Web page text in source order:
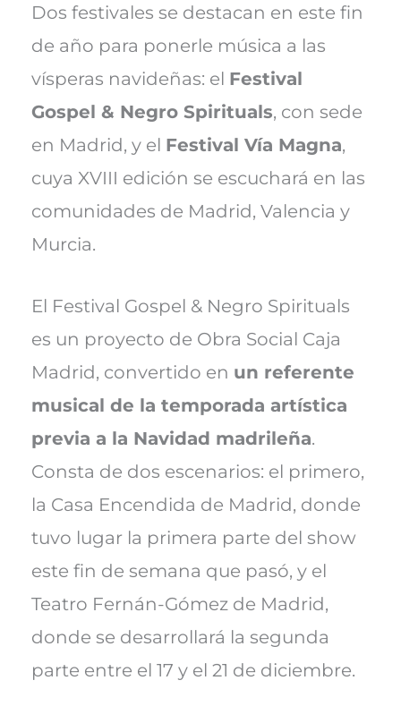
w
i
t
t
r
e
b
o
o
t
e
r
e
t
i
l
t
s
Dos festivales se destacan en este fin
de año para ponerle música a las
vísperas navideñas: el Festival
Gospel & Negro Spirituals, con sede
en Madrid, y el Festival Vía Magna,
cuya XVIII edición se escuchará en las
comunidades de Madrid, Valencia y
Murcia.
El Festival Gospel & Negro Spirituals
es un proyecto de Obra Social Caja
Madrid, convertido en un referente
musical de la temporada artística
previa a la Navidad madrileña.
Consta de dos escenarios: el primero,
la Casa Encendida de Madrid, donde
tuvo lugar la primera parte del show
este fin de semana que pasó, y el
Teatro Fernán-Gómez de Madrid,
donde se desarrollará la segunda
parte entre el 17 y el 21 de diciembre.